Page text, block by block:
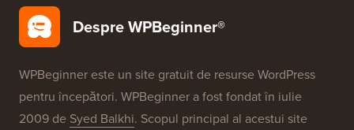
Despre WPBeginner®
WPBeginner este un site gratuit de resurse WordPress
pentru începători. WPBeginner a fost fondat în iulie
2009 de Syed Balkhi. Scopul principal al acestui site